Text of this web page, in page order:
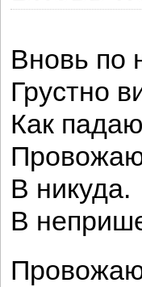
Вновь по
Грустно
Как
В никуда.
В